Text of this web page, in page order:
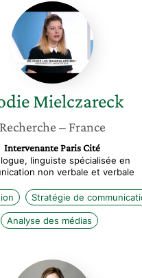
Élodie
Mielczareck
Mielczareck
Recherche – France
Intervenante Paris Cité
linguiste spécialisée en
non verbale et verbale
Stratégie de
Analyse des médias
Cécile